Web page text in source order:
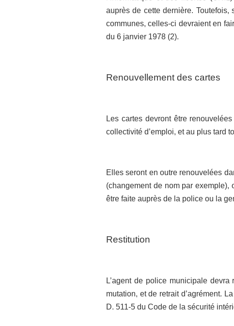
auprès de cette dernière.
communes, celles-ci devraient en
du 6 janvier 1978 (2).
Renouvellement des cartes
Les cartes devront être
collectivité d’emploi, et au plus tard
Elles seront en outre renouvelées
(changement de nom par exemple),
être faite auprès de la police ou la
Restitution
L’agent de police municipale
mutation, et de retrait d’agrément.
D. 511-5 du Code de la sécurité